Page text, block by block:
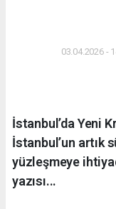
03.04.2026 -
İstanbul’da Yeni
İstanbul’un artık
yüzleşmeye
yazısı...